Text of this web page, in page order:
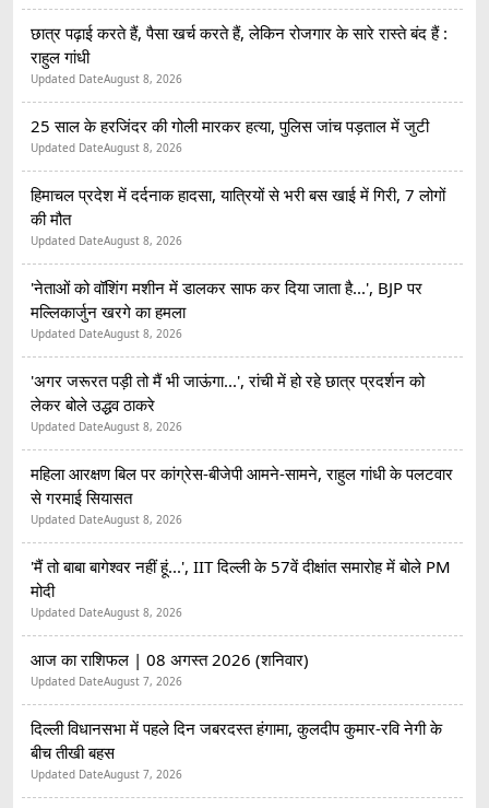
छात्र पढ़ाई करते हैं, पैसा खर्च करते हैं, लेकिन रोजगार के सारे रास्ते बंद हैं :
राहुल गांधी
Updated DateAugust 8, 2026
25 साल के हरजिंदर की गोली मारकर हत्या, पुलिस जांच पड़ताल में जुटी
Updated DateAugust 8, 2026
हिमाचल प्रदेश में दर्दनाक हादसा, यात्रियों से भरी बस खाई में गिरी, 7 लोगों
की मौत
Updated DateAugust 8, 2026
'नेताओं को वॉशिंग मशीन में डालकर साफ कर दिया जाता है...', BJP पर
मल्लिकार्जुन खरगे का हमला
Updated DateAugust 8, 2026
'अगर जरूरत पड़ी तो मैं भी जाऊंगा...', रांची में हो रहे छात्र प्रदर्शन को
लेकर बोले उद्धव ठाकरे
Updated DateAugust 8, 2026
महिला आरक्षण बिल पर कांग्रेस-बीजेपी आमने-सामने, राहुल गांधी के पलटवार
से गरमाई सियासत
Updated DateAugust 8, 2026
'मैं तो बाबा बागेश्वर नहीं हूं...', IIT दिल्ली के 57वें दीक्षांत समारोह में बोले PM
मोदी
Updated DateAugust 8, 2026
आज का राशिफल | 08 अगस्त 2026 (शनिवार)
Updated DateAugust 7, 2026
दिल्ली विधानसभा में पहले दिन जबरदस्त हंगामा, कुलदीप कुमार-रवि नेगी के
बीच तीखी बहस
Updated DateAugust 7, 2026